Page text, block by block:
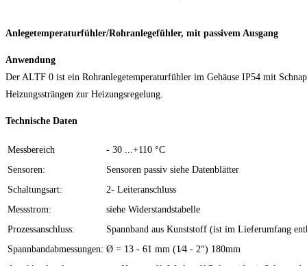
Anlegetemperaturfühler/Rohranlegefühler, mit passivem Ausgang
Anwendung
Der ALTF 0 ist ein Rohranlegetemperaturfühler im Gehäuse IP54 mit
Heizungssträngen zur Heizungsregelung.
Technische Daten
Messbereich
- 30 ...+110 °C
Sensoren:
Sensoren passiv siehe Datenblätter
Schaltungsart:
2- Leiteranschluss
Messstrom:
siehe Widerstandstabelle
Prozessanschluss:
Spannband aus Kunststoff (ist im Lieferumfang
Spannbandabmessungen: Ø = 13 - 61 mm (1⁄4 - 2“) 180mm